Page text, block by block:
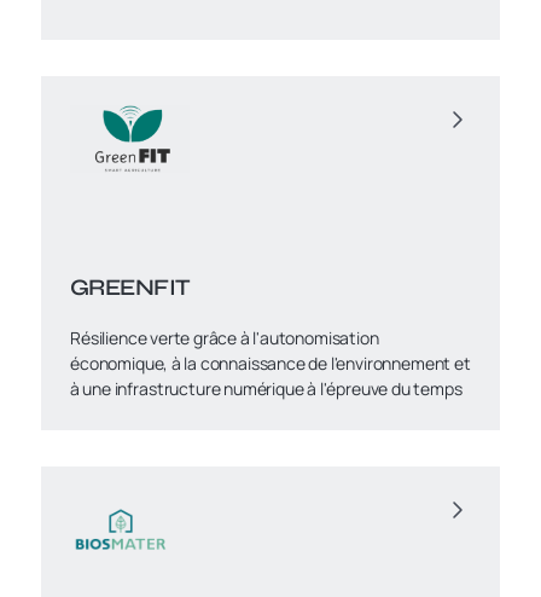
GREENFIT
Résilience verte grâce à l'autonomisation
économique, à la connaissance de l'environnement et
à une infrastructure numérique à l'épreuve du temps